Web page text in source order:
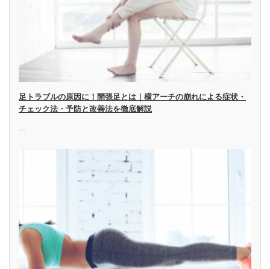
足トラブルの原因に！開張足とは｜横アーチの崩れによる症状・
チェック法・予防と改善法を徹底解説